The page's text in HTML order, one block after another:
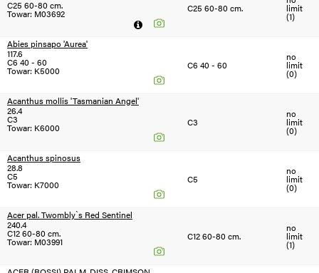
C25 60-80 cm.
Towar: M03692 C25 60-80 cm. limit
(1)
Abies pinsapo 'Aurea'
117.6
C6 40 - 60
Towar: K5000 C6 40 - 60
no
limit
(0)
Acanthus mollis 'Tasmanian Angel'
26.4
C3
Towar: K6000 C3
no
limit
(0)
Acanthus spinosus
28.8
C5
Towar: K7000 C5
no
limit
(0)
Acer pal. Twombly`s Red Sentinel
240.4
C12 60-80 cm.
Towar: M03991 C12 60-80 cm.
no
limit
(1)